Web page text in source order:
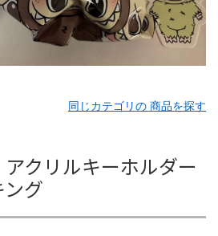
同じカテゴリの 商品を探す
クリルキーホルダー
グ